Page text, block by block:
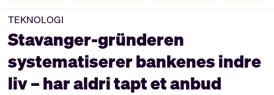
TEKNOLOGI
Stavanger-gründeren
systematiserer bankenes indre
liv – har aldri tapt et anbud